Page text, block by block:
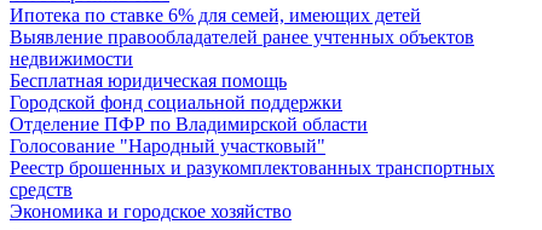
Ипотека по ставке 6% для семей, имеющих детей
Выявление правообладателей ранее учтенных объектов
недвижимости
Бесплатная юридическая помощь
Городской фонд социальной поддержки
Отделение ПФР по Владимирской области
Голосование "Народный участковый"
Реестр брошенных и разукомплектованных транспортных
средств
Экономика и городское хозяйство